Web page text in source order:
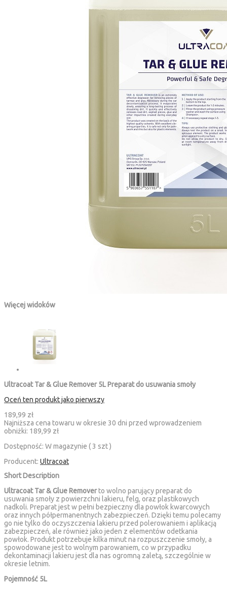
Więcej widoków
Ultracoat Tar & Glue Remover 5L Preparat do usuwania smoły
Oceń ten produkt jako pierwszy
189,99 zł
Najniższa cena towaru w okresie 30 dni przed wprowadzeniem
obniżki: 189,99 zł
Dostępność: W magazynie ( 3 szt )
Producent: Ultracoat
Short Description
Ultracoat Tar & Glue Removerto wolno parujący preparat do
usuwania smoły z powierzchni lakieru, felg, oraz plastikowych
nadkoli. Preparat jest w pełni bezpieczny dla powłok kwarcowych
oraz innych półpermanentnych zabezpieczeń. Dzięki temu polecamy
go nie tylko do oczyszczenia lakieru przed polerowaniem i aplikacją
zabezpieczeń, ale również jako jeden z elementów odetkania
powłok. Produkt potrzebuje kilka minut na rozpuszczenie smoły, a
spowodowane jest to wolnym parowaniem, co w przypadku
dekontaminacji lakieru jest dla nas ogromną zaletą, szczególnie w
okresie letnim.
Pojemność 5L